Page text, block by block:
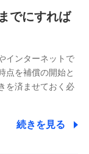
でにすれば
インターネットで
点を補償の開始と
を済ませておく必
続きを見る